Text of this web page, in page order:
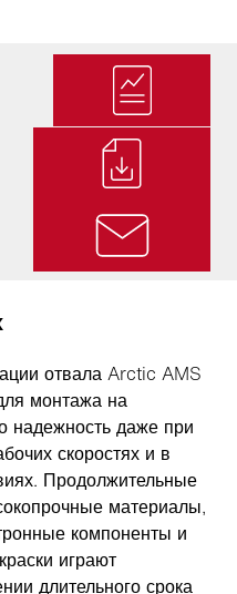
отвала Arctic AMS
монтажа на
надежность даже при
скоростях и в
Продолжительные
материалы,
компоненты и
играют
длительного срока